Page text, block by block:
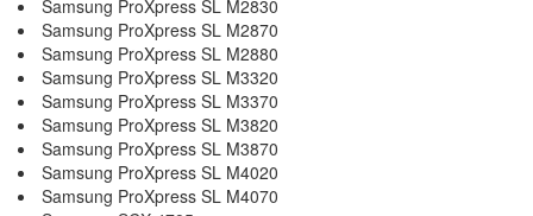
Samsung ProXpress SL M2830
Samsung ProXpress SL M2870
Samsung ProXpress SL M2880
Samsung ProXpress SL M3320
Samsung ProXpress SL M3370
Samsung ProXpress SL M3820
Samsung ProXpress SL M3870
Samsung ProXpress SL M4020
Samsung ProXpress SL M4070